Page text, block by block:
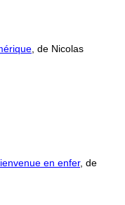
, de Nicolas
en enfer, de